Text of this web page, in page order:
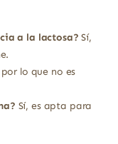
a la lactosa? Sí,
lo que no es
Sí, es apta para